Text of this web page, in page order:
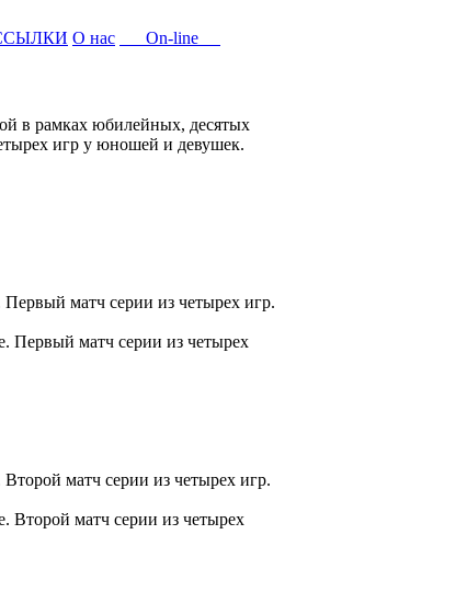
О нас On-line
в рамках юбилейных, десятых
игр у юношей и девушек.
матч серии из четырех игр.
Первый матч серии из четырех
матч серии из четырех игр.
Второй матч серии из четырех